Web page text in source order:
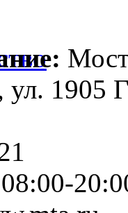
1905
08:00-